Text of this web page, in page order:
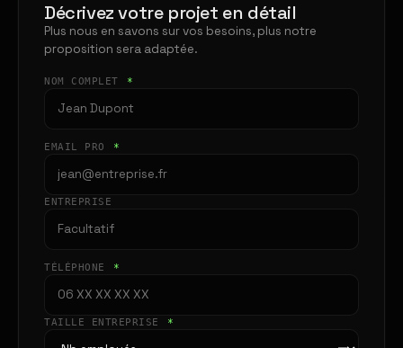
Décrivez votre projet en détail
Plus nous en savons sur vos besoins, plus notre
proposition sera adaptée.
NOM COMPLET *
EMAIL PRO *
ENTREPRISE
TÉLÉPHONE *
TAILLE ENTREPRISE *